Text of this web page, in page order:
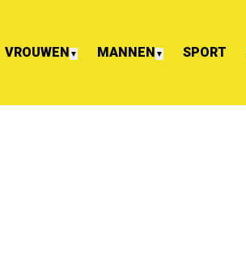
VROUWEN ▼ MANNEN ▼ SPORT